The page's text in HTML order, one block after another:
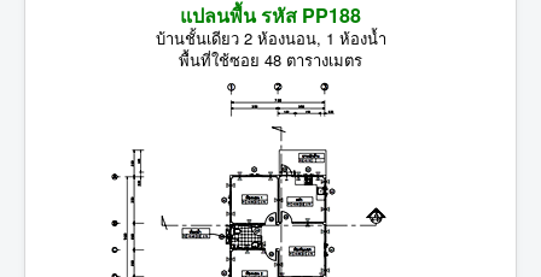
แปลนพื้น รหัส PP188
บ้านชั้นเดียว 2 ห้องนอน, 1 ห้องน้ำ
พื้นที่ใช้ซอย 48 ตารางเมตร